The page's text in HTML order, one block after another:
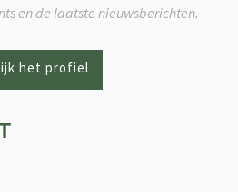
en de laatste nieuwsberichten.